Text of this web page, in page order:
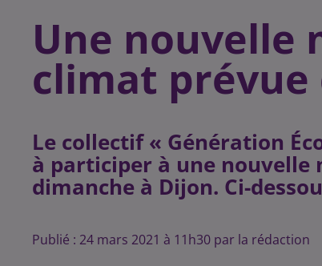
Une nouvelle
climat prévue
Le collectif « Génération
à participer à une
dimanche à Dijon. Ci-
Publié : 24 mars 2021 à 11h30 par la rédaction